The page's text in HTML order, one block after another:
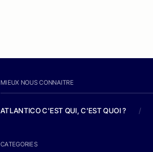
MIEUX NOUS CONNAITRE
ATLANTICO C'EST QUI, C'EST QUOI ? /
CATEGORIES